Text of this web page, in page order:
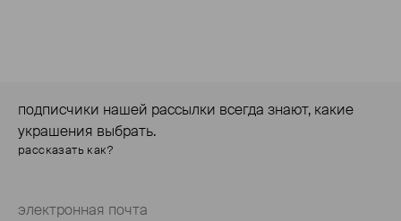
подписчики нашей рассылки всегда знают, какие
украшения выбрать.
рассказать как?